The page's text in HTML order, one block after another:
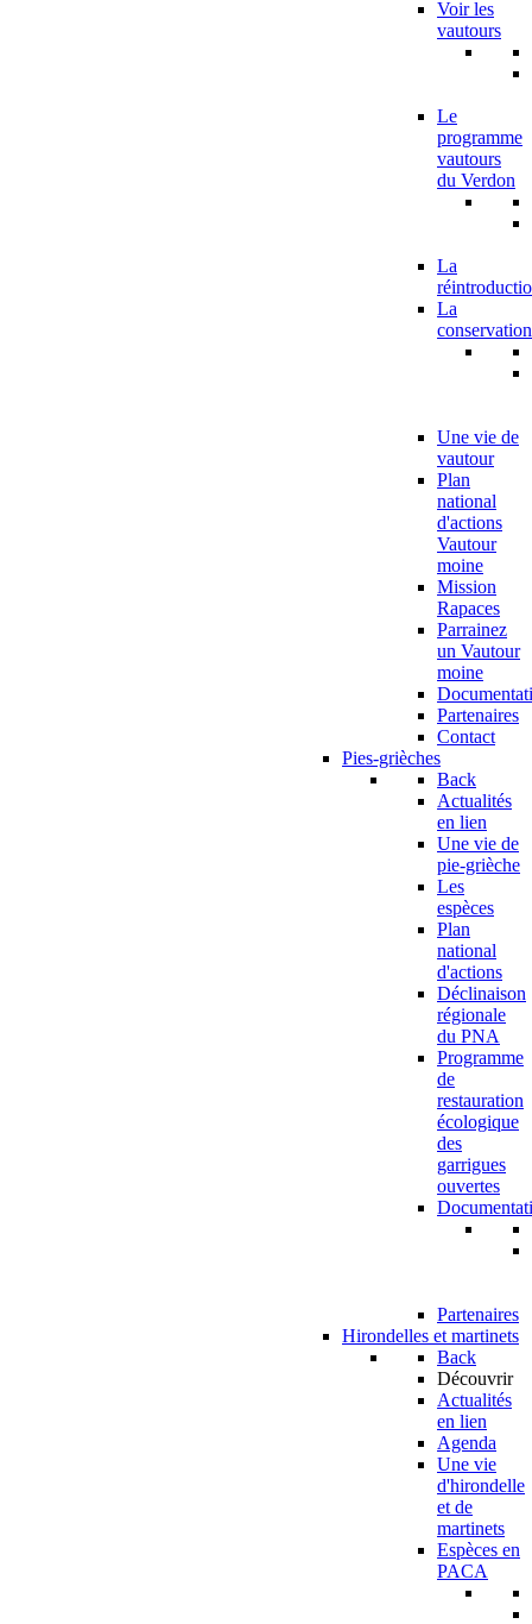
Voir les
vautours
Le
programme
vautours
du Verdon
La
La
conservation
Une vie de
vautour
Plan
national
d'actions
Vautour
moine
Mission
Rapaces
Parrainez
un Vautour
moine
Partenaires
Contact
Pies-grièches
Back
Actualités
en lien
Une vie de
pie-grièche
Les
espèces
Plan
national
d'actions
Déclinaison
régionale
du PNA
Programme
de
restauration
écologique
des
garrigues
ouvertes
Partenaires
Hirondelles et martinets
Back
Découvrir
Actualités
en lien
Agenda
Une vie
d'hirondelle
et de
martinets
Espèces en
PACA